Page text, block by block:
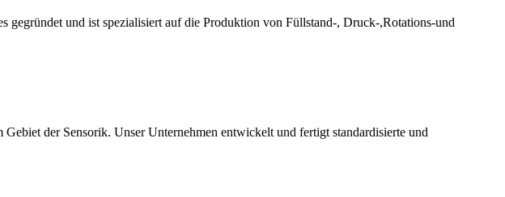
und ist spezialisiert auf die Produktion von Füllstand-, Druck-,Rotations-und
der Sensorik. Unser Unternehmen entwickelt und fertigt standardisierte und